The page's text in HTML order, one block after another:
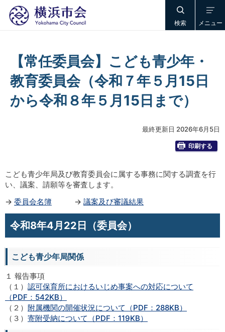
検索 メニュー
【常任委員会】こども青少年・
教育委員会（令和７年５月15日
から令和８年５月15日まで）
最終更新日 2026年6月5日
印刷する
こども青少年局及び教育委員会に属する事務に関する調査を行
い、議案、請願等を審査します。
→ 委員会名簿 → 議案及び審議結果
令和8年4月22日（委員会）
こども青少年局関係
１ 報告事項
（１） 認可保育所におけるいじめ事案への対応について
（PDF：542KB）
（２） 附属機関の開催状況について（PDF：288KB）
（３） 寄附受納について（PDF：119KB）